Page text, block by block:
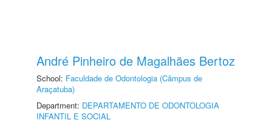
André Pinheiro de Magalhães Bertoz
School: Faculdade de Odontologia (Câmpus de
Araçatuba)
Department: DEPARTAMENTO DE ODONTOLOGIA
INFANTIL E SOCIAL